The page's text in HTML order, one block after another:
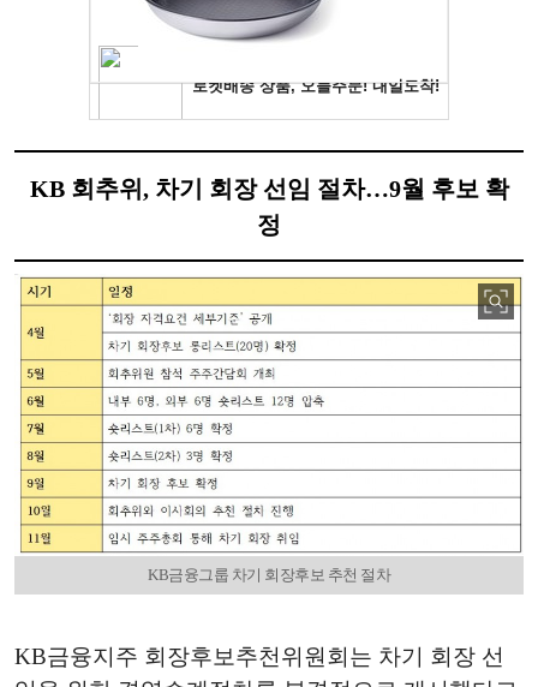
KB 회추위, 차기 회장 선임 절차…9월 후보 확
정
KB금융그룹 차기 회장후보 추천 절차
KB금융지주 회장후보추천위원회는 차기 회장 선